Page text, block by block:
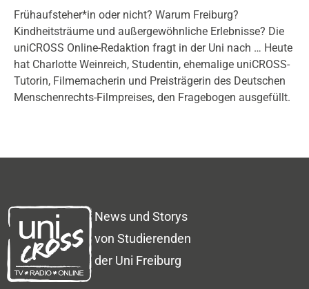
Frühaufsteher*in oder nicht? Warum Freiburg?
Kindheitsträume und außergewöhnliche Erlebnisse? Die
uniCROSS Online-Redaktion fragt in der Uni nach … Heute
hat Charlotte Weinreich, Studentin, ehemalige uniCROSS-
Tutorin, Filmemacherin und Preisträgerin des Deutschen
Menschenrechts-Filmpreises, den Fragebogen ausgefüllt.
News und Storys
von Studierenden
der Uni Freiburg